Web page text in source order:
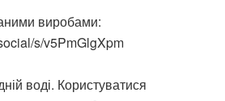
виробами:
s/v5PmGlgXpm
воді. Користуватися